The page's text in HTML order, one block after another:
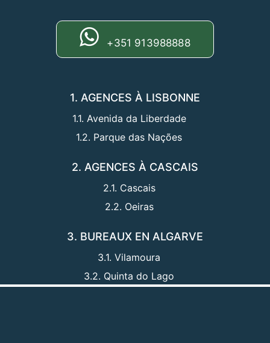
+351 913988888
1. AGENCES À LISBONNE
1.1. Avenida da Liberdade
1.2. Parque das Nações
2. AGENCES À CASCAIS
2.1. Cascais
2.2. Oeiras
3. BUREAUX EN ALGARVE
3.1. Vilamoura
3.2. Quinta do Lago